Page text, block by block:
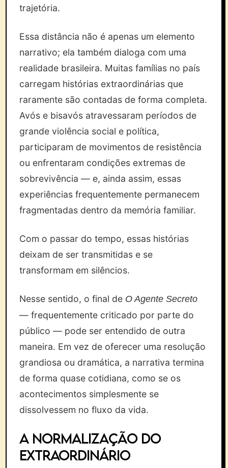
trajetória.
Essa distância não é apenas um elemento
narrativo; ela também dialoga com uma
realidade brasileira. Muitas famílias no país
carregam histórias extraordinárias que
raramente são contadas de forma completa.
Avós e bisavós atravessaram períodos de
grande violência social e política,
participaram de movimentos de resistência
ou enfrentaram condições extremas de
sobrevivência — e, ainda assim, essas
experiências frequentemente permanecem
fragmentadas dentro da memória familiar.
Com o passar do tempo, essas histórias
deixam de ser transmitidas e se
transformam em silêncios.
Nesse sentido, o final de O Agente Secreto
— frequentemente criticado por parte do
público — pode ser entendido de outra
maneira. Em vez de oferecer uma resolução
grandiosa ou dramática, a narrativa termina
de forma quase cotidiana, como se os
acontecimentos simplesmente se
dissolvessem no fluxo da vida.
A normalização do
extraordinário